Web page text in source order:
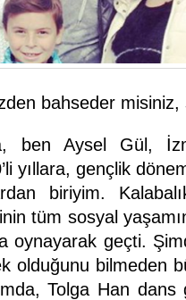
bahseder misiniz,
ben Aysel Gül,
yıllara, gençlik
biriyim.
tüm sosyal
oynayarak geçti.
olduğunu bilmeden
Tolga Han